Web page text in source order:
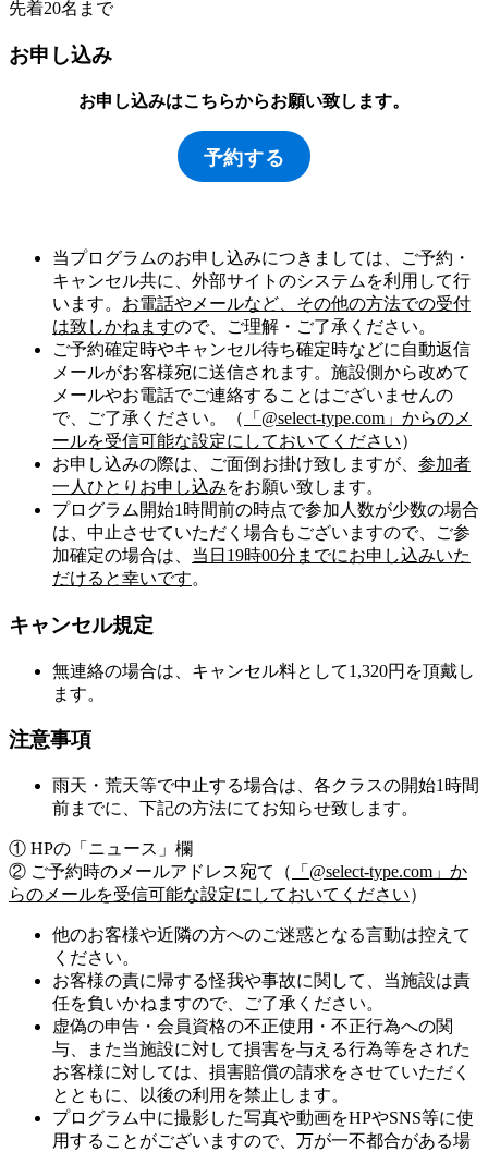
先着20名まで
お申し込み
お申し込みはこちらからお願い致します。
予約する
当プログラムのお申し込みにつきましては、ご予約・
キャンセル共に、外部サイトのシステムを利用して行
います。 お電話やメールなど、その他の方法での受付
は致しかねますので、ご理解・ご了承ください。
ご予約確定時やキャンセル待ち確定時などに自動返信
メールがお客様宛に送信されます。施設側から改めて
メールやお電話でご連絡することはございませんの
で、ご了承ください。（
「@select-type.com」からのメ
ールを受信可能な設定にしておいてください）
お申し込みの際は、ご面倒お掛け致しますが、 参加者
一人ひとりお申し込みをお願い致します。
プログラム開始1時間前の時点で参加人数が少数の場合
は、中止させていただく場合もございますので、ご参
加確定の場合は、 当日19時00分までにお申し込みいた
だけると幸いです。
キャンセル規定
無連絡の場合は、キャンセル料として1,320円を頂戴し
ます。
注意事項
雨天・荒天等で中止する場合は、各クラスの開始1時間
前までに、下記の方法にてお知らせ致します。
① HPの「ニュース」欄
② ご予約時のメールアドレス宛て（
「@select-type.com」か
らのメールを受信可能な設定にしておいてください）
他のお客様や近隣の方へのご迷惑となる言動は控えて
ください。
お客様の責に帰する怪我や事故に関して、当施設は責
任を負いかねますので、ご了承ください。
虚偽の申告・会員資格の不正使用・不正行為への関
与、また当施設に対して損害を与える行為等をされた
お客様に対しては、損害賠償の請求をさせていただく
とともに、以後の利用を禁止します。
プログラム中に撮影した写真や動画をHPやSNS等に使
用することがございますので、万が一不都合がある場